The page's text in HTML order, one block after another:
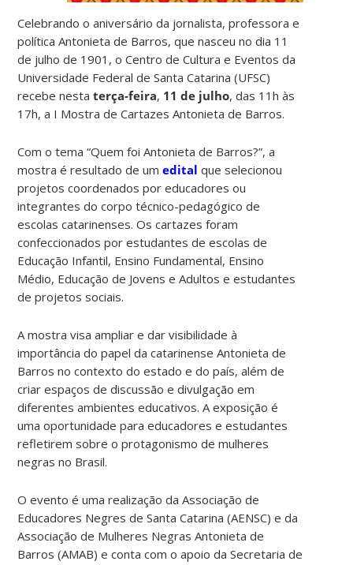
Celebrando o aniversário da jornalista, professora e
política Antonieta de Barros, que nasceu no dia 11
de julho de 1901, o Centro de Cultura e Eventos da
Universidade Federal de Santa Catarina (UFSC)
recebe nestaterça-feira, 11 de julho, das 11h às
17h, a I Mostra de Cartazes Antonieta de Barros.
Com o tema “Quem foi Antonieta de Barros?”, a
mostra é resultado de umedital que selecionou
projetos coordenados por educadores ou
integrantes do corpo técnico-pedagógico de
escolas catarinenses. Os cartazes foram
confeccionados por estudantes de escolas de
Educação Infantil, Ensino Fundamental, Ensino
Médio, Educação de Jovens e Adultos e estudantes
de projetos sociais.
A mostra visa ampliar e dar visibilidade à
importância do papel da catarinense Antonieta de
Barros no contexto do estado e do país, além de
criar espaços de discussão e divulgação em
diferentes ambientes educativos. A exposição é
uma oportunidade para educadores e estudantes
refletirem sobre o protagonismo de mulheres
negras no Brasil.
O evento é uma realização da Associação de
Educadores Negres de Santa Catarina (AENSC) e da
Associação de Mulheres Negras Antonieta de
Barros (AMAB) e conta com o apoio da Secretaria de